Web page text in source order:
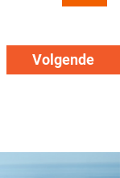
Volgende